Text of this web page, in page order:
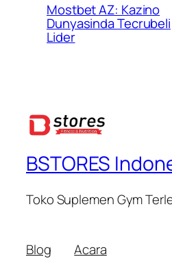
Mostbet AZ: Kazino
Dunyasinda Tecrubeli
Lider
BSTORES
Toko Suplemen Gym
Blog
Acara